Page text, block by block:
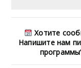
Хотите
Напишите нам